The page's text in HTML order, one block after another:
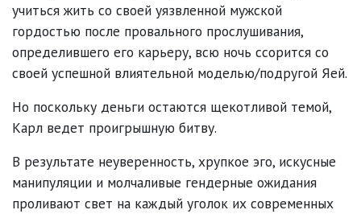
учиться жить со своей уязвленной мужской
гордостью после провального прослушивания,
определившего его карьеру, всю ночь ссорится со
своей успешной влиятельной моделью/подругой Яей.
Но поскольку деньги остаются щекотливой темой,
Карл ведет проигрышную битву.
В результате неуверенность, хрупкое эго, искусные
манипуляции и молчаливые гендерные ожидания
проливают свет на каждый уголок их современных